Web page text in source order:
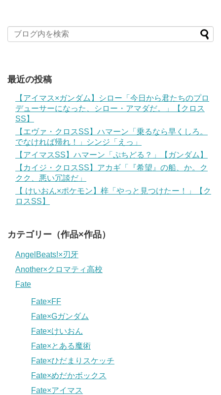
最近の投稿
【アイマス×ガンダム】シロー「今日から君たちのプロ
デューサーになった、シロー・アマダだ。」【クロス
SS】
【エヴァ・クロスSS】ハマーン「乗るなら早くしろ。
でなければ帰れ！」シンジ「えっ」
【アイマスSS】ハマーン「ぷちどる？」【ガンダム】
【カイジ・クロスSS】アカギ「『希望』の船、か。ク
クク、悪い冗談だ」
【 けいおん×ポケモン】梓「やっと見つけたー！」【ク
ロスSS】
カテゴリー（作品×作品）
AngelBeats!×刃牙
Another×クロマティ高校
Fate
Fate×FF
Fate×Gガンダム
Fate×けいおん
Fate×とある魔術
Fate×ひだまりスケッチ
Fate×めだかボックス
Fate×アイマス